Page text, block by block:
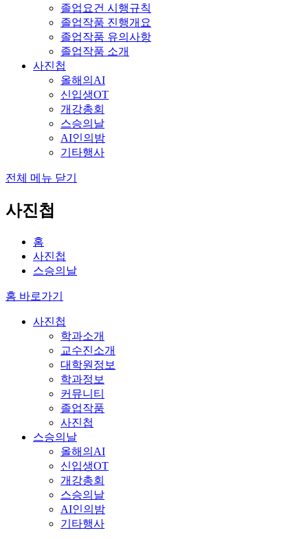
졸업요건 시행규칙
졸업작품 진행개요
졸업작품 유의사항
졸업작품 소개
사진첩
올해의AI
신입생OT
개강총회
스승의날
AI인의밤
기타행사
전체 메뉴 닫기
사진첩
홈
사진첩
스승의날
홈 바로가기
사진첩
학과소개
교수진소개
대학원정보
학과정보
커뮤니티
졸업작품
사진첩
스승의날
올해의AI
신입생OT
개강총회
스승의날
AI인의밤
기타행사